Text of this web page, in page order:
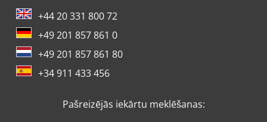
+44 20 331 800 72
+49 201 857 861 0
+49 201 857 861 80
+34 911 433 456
Pašreizējās iekārtu meklēšanas: